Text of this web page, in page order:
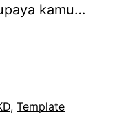
kamu…
, Template